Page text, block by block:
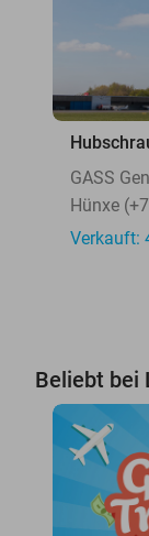
GASS
Hünxe
Verkauft:
Beliebt bei